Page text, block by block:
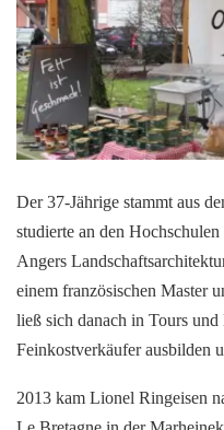
Der 37-Jährige stammt aus
studierte an den
Angers
einem französischen Master
ließ sich danach in Tours
Feinkostverkäufer ausbilden
2013 kam Lionel Ringeisen